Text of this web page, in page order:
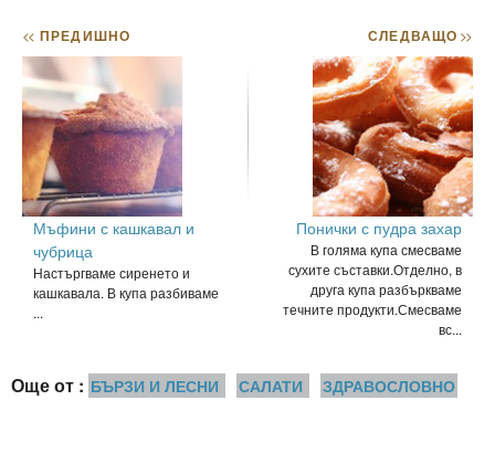
<< ПРЕДИШНО
Мъфини с кашкавал и
чубрица
Настъргваме сиренето и
кашкавала. В купа разбиваме
...
СЛЕДВАЩО>>
Понички с пудра захар
В голяма купа смесваме
сухите съставки.Отделно, в
друга купа разбъркваме
течните продукти.Смесваме
вс...
Още от : БЪРЗИ И ЛЕСНИ САЛАТИ ЗДРАВОСЛОВНО